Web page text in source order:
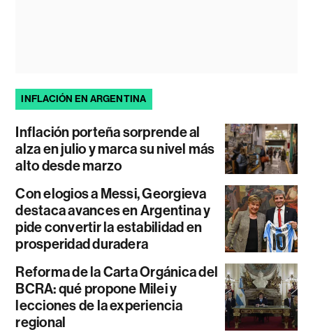
INFLACIÓN EN ARGENTINA
Inflación porteña sorprende al
alza en julio y marca su nivel más
alto desde marzo
Con elogios a Messi, Georgieva
destaca avances en Argentina y
pide convertir la estabilidad en
prosperidad duradera
Reforma de la Carta Orgánica del
BCRA: qué propone Milei y
lecciones de la experiencia
regional